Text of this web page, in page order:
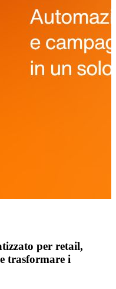
per retail,
trasformare i